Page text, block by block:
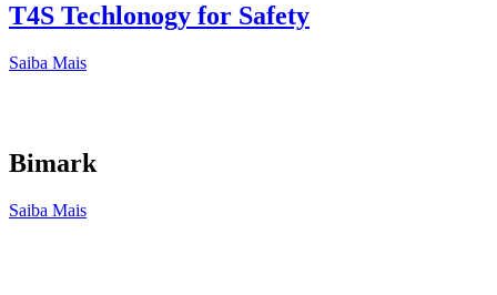
T4S Techlonogy for Safety
Saiba Mais
Bimark
Saiba Mais